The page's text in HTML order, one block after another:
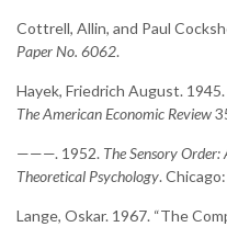
Cottrell, Allin, and Paul
Paper No. 6062.
Hayek, Friedrich August.
The American Economic Review
———. 1952. The Sensory
Theoretical Psychology.
Lange, Oskar. 1967. “The